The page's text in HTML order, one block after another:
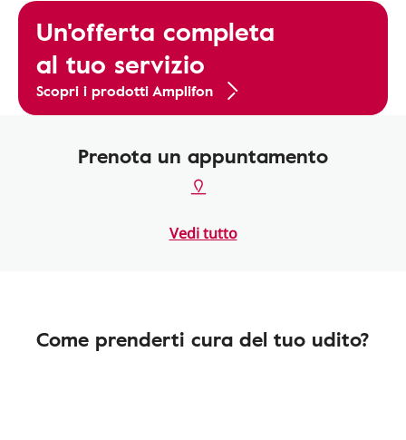
Un'offerta completa
al tuo servizio
Scopri i prodotti Amplifon
Prenota un appuntamento
Vedi tutto
Come prenderti cura del tuo udito?